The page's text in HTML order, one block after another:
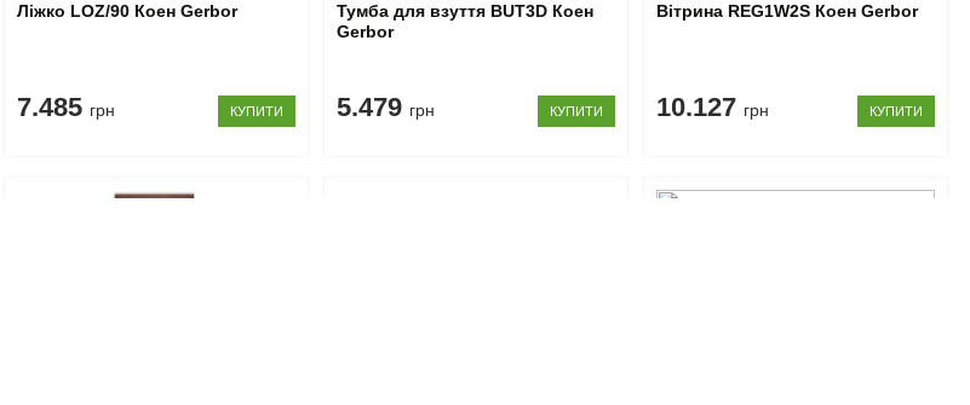
Ліжко LOZ/90 Коен Gerbor
7.485 грн КУПИТИ
Тумба для взуття BUT3D Коен
Gerbor
5.479 грн КУПИТИ
Вітрина REG1W2S Коен Gerbor
10.127 грн КУПИТИ